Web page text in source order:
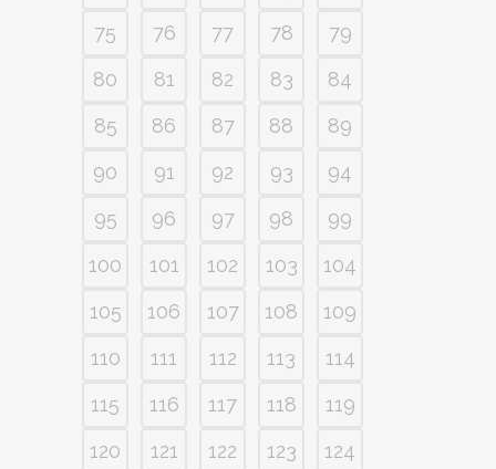
75
76 77 78
79
80
81 82 83
84
85
86 87 88
89
90
91 92 93
94
95
96 97 98
99
100
101 102 103
104
105
106 107 108
109
110
111 112 113
114
115
116 117 118
119
120
121 122 123
124